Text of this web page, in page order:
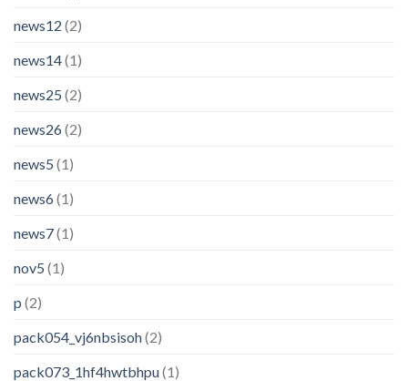
news12 (2)
news14(1)
news25 (2)
news26(2)
news5 (1)
news6(1)
news7(1)
nov5 (1)
p (2)
pack054_vj6nbsisoh(2)
pack073_1hf4hwtbhpu(1)